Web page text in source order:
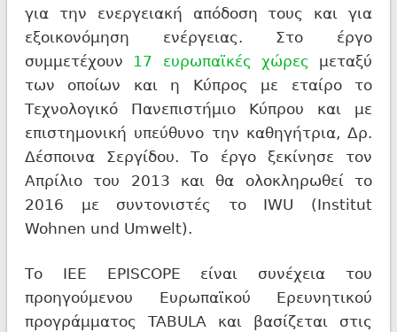
για την ενεργειακή απόδοση τους και για
εξοικονόμηση ενέργειας. Στο έργο
συμμετέχουν 17 ευρωπαϊκές χώρες μεταξύ
των οποίων και η Κύπρος με εταίρο το
Τεχνολογικό Πανεπιστήμιο Κύπρου και με
επιστημονική υπεύθυνο την καθηγήτρια, Δρ.
Δέσποινα Σεργίδου. Το έργο ξεκίνησε τον
Απρίλιο του 2013 και θα ολοκληρωθεί το
2016 με συντονιστές το IWU (Institut
Wohnen und Umwelt).
Το ΙΕΕ EPISCOPE είναι συνέχεια του
προηγούμενου Ευρωπαϊκού Ερευνητικού
προγράμματος TABULA και βασίζεται στις